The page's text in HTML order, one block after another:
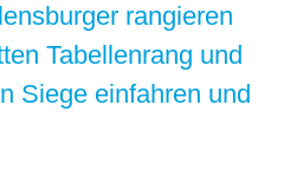
rangieren
Tabellenrang und
Siege einfahren und